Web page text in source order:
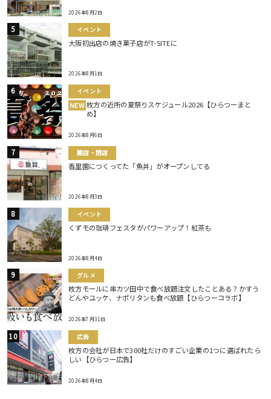
2026年8月2日
イベント
大阪初出店の焼き菓子店がT-SITEに
2026年8月1日
イベント
NEW 枚方の近所の夏祭りスケジュール2026【ひらつーまと
め】
2026年8月6日
開店・閉店
香里園につくってた「魚丼」がオープンしてる
2026年8月3日
イベント
くずモの珈琲フェスタがパワーアップ！紅茶も
2026年8月4日
グルメ
枚方モールに串カツ田中で食べ放題注文したことある？かすう
どんやユッケ、ナポリタンも食べ放題【ひらつーコラボ】
2026年7月31日
広告
枚方の会社が日本で300社だけのすごい企業の1つに選ばれたら
しい【ひらつー広告】
2026年8月4日